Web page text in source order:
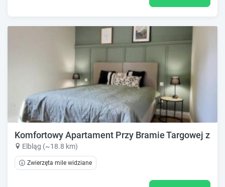
Komfortowy Apartament Przy Bramie Targowej z
Elbląg (~18.8 km)
Zwierzęta mile widziane